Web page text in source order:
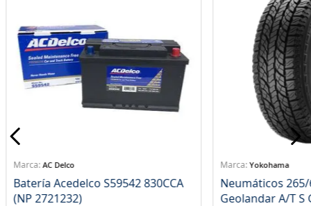
AC Delco
Batería Acedelco S59542 830CCA
(NP 2721232)
Yokohama
Neumáticos 265/